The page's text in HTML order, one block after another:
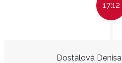
17:12
Dostálová Denisa